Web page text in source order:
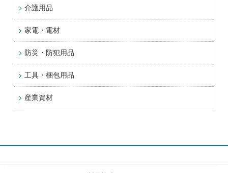
介護用品
家電・電材
防災・防犯用品
工具・梱包用品
産業資材